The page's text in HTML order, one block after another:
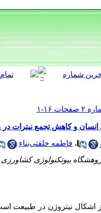
انسان و کاهش تجمع
، فاطمه خلقتی‌بناء
بیوتکنولوژی
اشکال نیتروژن در طبیعت